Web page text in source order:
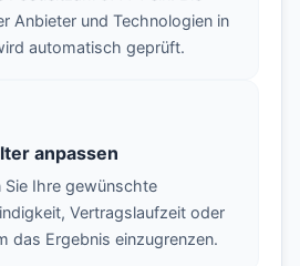
Anbieter und Technologien in
automatisch geprüft.
anpassen
Sie Ihre gewünschte
Vertragslaufzeit oder
das Ergebnis einzugrenzen.